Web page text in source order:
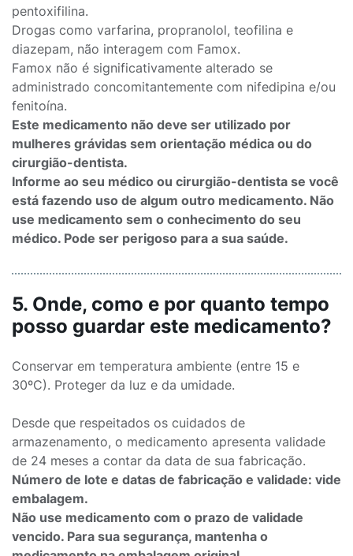
pentoxifilina.
Drogas como varfarina, propranolol, teofilina e
diazepam, não interagem com Famox.
Famox não é significativamente alterado se
administrado concomitantemente com nifedipina e/ou
fenitoína.
Este medicamento não deve ser utilizado por
mulheres grávidas sem orientação médica ou do
cirurgião-dentista.
Informe ao seu médico ou cirurgião-dentista se você
está fazendo uso de algum outro medicamento. Não
use medicamento sem o conhecimento do seu
médico. Pode ser perigoso para a sua saúde.
5. Onde, como e por quanto tempo
posso guardar este medicamento?
Conservar em temperatura ambiente (entre 15 e
30ºC). Proteger da luz e da umidade.
Desde que respeitados os cuidados de
armazenamento, o medicamento apresenta validade
de 24 meses a contar da data de sua fabricação.
Número de lote e datas de fabricação e validade: vide
embalagem.
Não use medicamento com o prazo de validade
vencido. Para sua segurança, mantenha o